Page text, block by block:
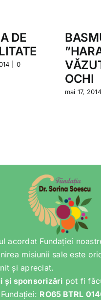
DE
0
OCHI
mai 17, 2014
acordat Fundației
misiunii sale este
și apreciat.
și sponsorizări pot fi
RO65 BTRL